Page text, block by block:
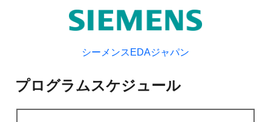
シーメンスEDAジャパン
プログラムスケジュール